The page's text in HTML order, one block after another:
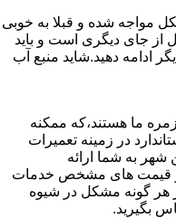
مواجه شده و قبلا به خوبی
از جای دیگری است و باید
ادامه دهید.شاید منبع آب
ما هستند،که ممکنه
در زمینه تعمیرات
به شما ارائه
و قیمت های مشخص خدمات
هر گونه مشکل در شیوه
بگیرید.